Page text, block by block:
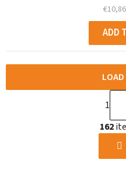
ADD
1
162